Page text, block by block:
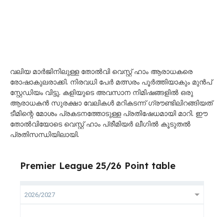
വലിയ മാർജിനിലുള്ള തോൽവി വെസ്റ്റ് ഹാം ആരാധകരെ
രോഷാകുലരാക്കി. നിരവധി പേർ മത്സരം പൂർത്തിയാകും മുൻപ്
സ്റ്റേഡിയം വിട്ടു. കളിയുടെ അവസാന നിമിഷങ്ങളിൽ ഒരു
ആരാധകൻ സുരക്ഷാ വേലികൾ മറികടന്ന് ഗ്രൗണ്ടിലിറങ്ങിയത്
ടീമിന്റെ മോശം പ്രകടനത്തോടുള്ള പ്രതിഷേധമായി മാറി. ഈ
തോൽവിയോടെ വെസ്റ്റ് ഹാം പ്രീമിയർ ലീഗിൽ കൂടുതൽ
പ്രതിസന്ധിയിലായി.
Premier League 25/26 Point table
2026/2027